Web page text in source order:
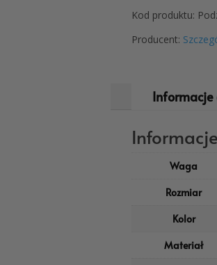
Kod produktu:
Producent:
Waga
Rozmiar
Kolor
Materiał